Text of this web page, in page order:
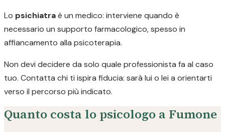
Lo psichiatraè un medico: interviene quando è
necessario un supporto farmacologico, spesso in
affiancamento alla psicoterapia.
Non devi decidere da solo quale professionista fa al caso
tuo. Contatta chi ti ispira fiducia: sarà lui o lei a orientarti
verso il percorso più indicato.
Quanto costa lo psicologo a Fumone